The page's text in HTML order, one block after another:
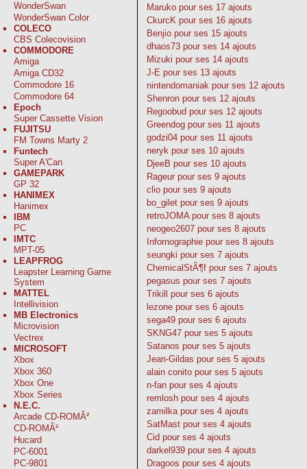
WonderSwan
WonderSwan Color
COLECO
CBS Colecovision
COMMODORE
Amiga
Amiga CD32
Commodore 16
Commodore 64
Epoch
Super Cassette Vision
FUJITSU
FM Towns Marty 2
Funtech
Super A'Can
GAMEPARK
GP 32
HANIMEX
Hanimex
IBM
PC
IMTC
MPT-05
LEAPFROG
Leapster Learning Game
System
MATTEL
Intellivision
MB Electronics
Microvision
Vectrex
MICROSOFT
Xbox
Xbox 360
Xbox One
Xbox Series
N.E.C.
Arcade CD-ROMÂ²
CD-ROMÂ²
Hucard
PC-6001
PC-9801
Maruko pour ses 17 ajouts
CkurcK pour ses 16 ajouts
Benjio pour ses 15 ajouts
dhaos73 pour ses 14 ajouts
Mizuki pour ses 14 ajouts
J-E pour ses 13 ajouts
nintendomaniak pour ses 12 ajouts
Shenron pour ses 12 ajouts
Regoobud pour ses 12 ajouts
Greendog pour ses 11 ajouts
godzi04 pour ses 11 ajouts
neryk pour ses 10 ajouts
DjeeB pour ses 10 ajouts
Rageur pour ses 9 ajouts
clio pour ses 9 ajouts
bo_gilet pour ses 9 ajouts
retroJOMA pour ses 8 ajouts
neogeo2607 pour ses 8 ajouts
Infornographie pour ses 8 ajouts
seungki pour ses 7 ajouts
ChemicalStÃ¶f pour ses 7 ajouts
pegasus pour ses 7 ajouts
Trikill pour ses 6 ajouts
lezone pour ses 6 ajouts
sega49 pour ses 6 ajouts
SKNG47 pour ses 5 ajouts
Satanos pour ses 5 ajouts
Jean-Gildas pour ses 5 ajouts
alain conito pour ses 5 ajouts
n-fan pour ses 4 ajouts
remlosh pour ses 4 ajouts
zamilka pour ses 4 ajouts
SatMast pour ses 4 ajouts
Cid pour ses 4 ajouts
darkel939 pour ses 4 ajouts
Dragoos pour ses 4 ajouts